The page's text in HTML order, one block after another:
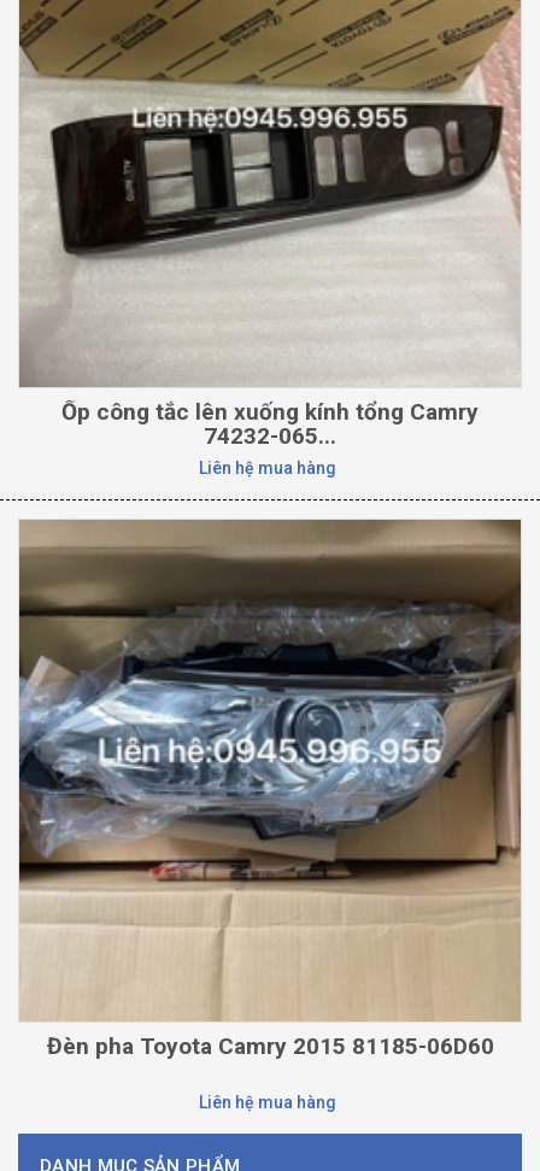
Ốp công tắc lên xuống kính tổng Camry
74232-065...
Liên hệ mua hàng
Đèn pha Toyota Camry 2015 81185-06D60
Liên hệ mua hàng
DANH MỤC SẢN PHẨM